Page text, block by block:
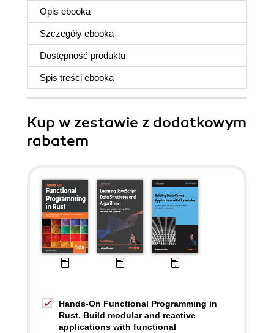
Opis ebooka
Szczegóły ebooka
Dostępność produktu
Spis treści ebooka
Kup w zestawie z dodatkowym
rabatem
Hands-On Functional Programming in
Rust. Build modular and reactive
applications with functional